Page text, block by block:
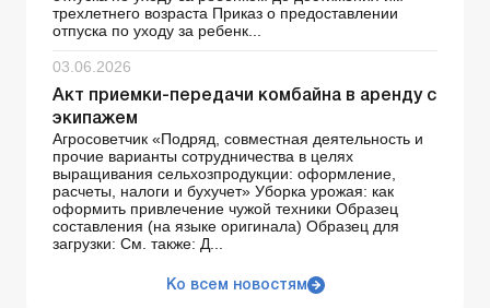
трехлетнего возраста Приказ о предоставлении
отпуска по уходу за ребенк...
03.06.2026
Акт приемки-передачи комбайна в аренду с
экипажем
Агросоветчик «Подряд, совместная деятельность и
прочие варианты сотрудничества в целях
выращивания сельхозпродукции: оформление,
расчеты, налоги и бухучет» Уборка урожая: как
оформить привлечение чужой техники Образец
составления (на языке оригинала) Образец для
загрузки: См. также: Д...
Ко всем новостям